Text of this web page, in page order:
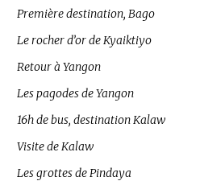
Première destination, Bago
Le rocher d’or de Kyaiktiyo
Retour à Yangon
Les pagodes de Yangon
16h de bus, destination Kalaw
Visite de Kalaw
Les grottes de Pindaya